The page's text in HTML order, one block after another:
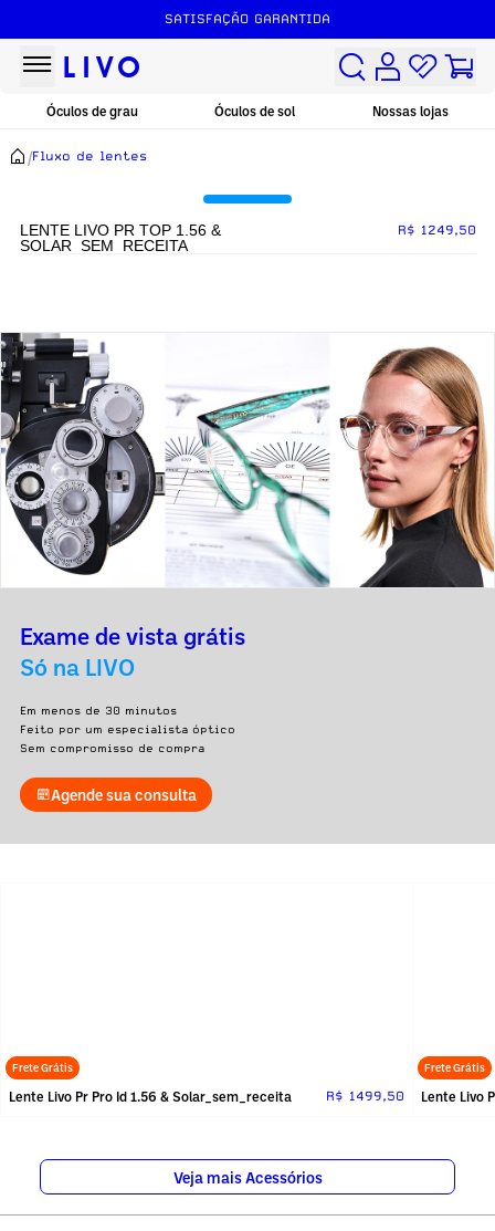
SATISFAÇÃO GARANTIDA
Óculos de grau Óculos de sol Nossas lojas
/Fluxo de lentes
LENTE LIVO PR TOP 1.56 &
SOLAR_SEM_RECEITA
R$ 1249,50
Exame de vista grátis
Só na LIVO
Em menos de 30 minutos
Feito por um especialista óptico
Sem compromisso de compra
Agende sua consulta
Frete Grátis
Lente Livo Pr Pro Id 1.56 & Solar_sem_receita R$ 1499,50
Frete Grátis
Lente Livo
Veja mais Acessórios